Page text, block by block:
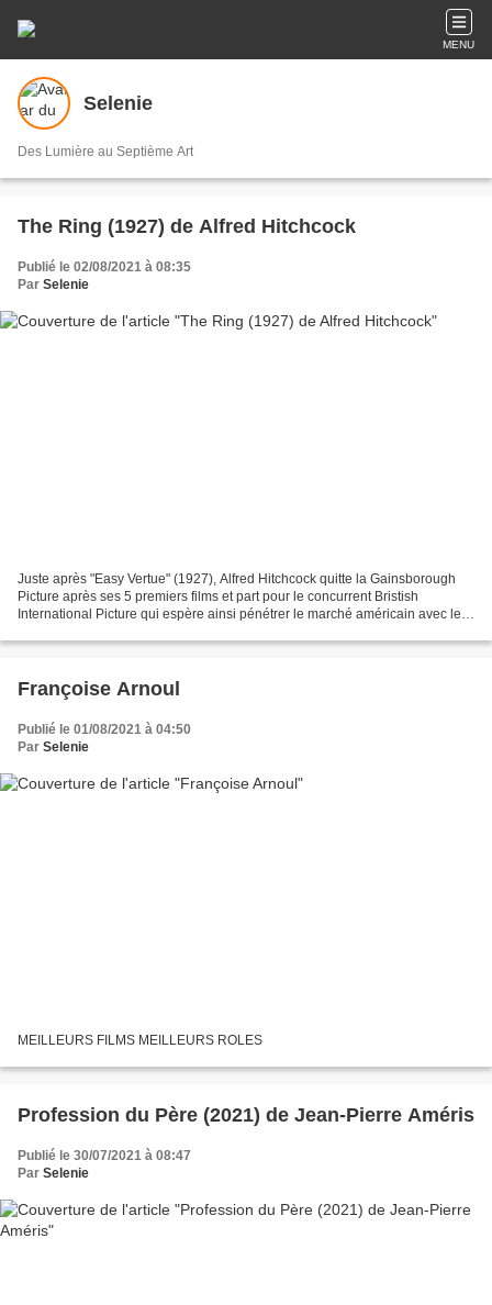
MENU
Selenie
Des Lumière au Septième Art
The Ring (1927) de Alfred Hitchcock
Publié le 02/08/2021 à 08:35
Par Selenie
Juste après "Easy Vertue" (1927), Alfred Hitchcock quitte la Gainsborough
Picture après ses 5 premiers films et part pour le concurrent Bristish
International Picture qui espère ainsi pénétrer le marché américain avec le
Françoise Arnoul
Publié le 01/08/2021 à 04:50
Par Selenie
MEILLEURS FILMS MEILLEURS ROLES
Profession du Père (2021) de Jean-Pierre Améris
Publié le 30/07/2021 à 08:47
Par Selenie